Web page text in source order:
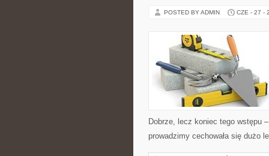
POSTED BY ADMIN CZE - 27 -
Dobrze, lecz koniec tego wstępu
prowadzimy cechowała się dużo